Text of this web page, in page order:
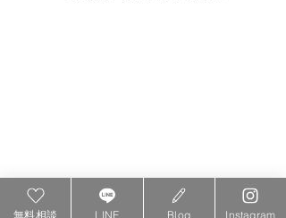
無料相談 LINE Blog Instagram